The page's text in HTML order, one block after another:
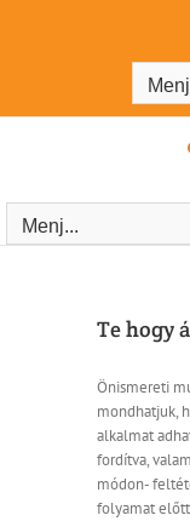
Menj...
Te hogy
Önismereti
mondhatjuk,
alkalmat
fordítva,
módon-
folyamat